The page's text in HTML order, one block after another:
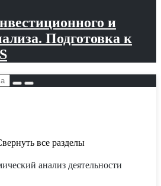
и
Подготовка к
все разделы
анализ деятельности